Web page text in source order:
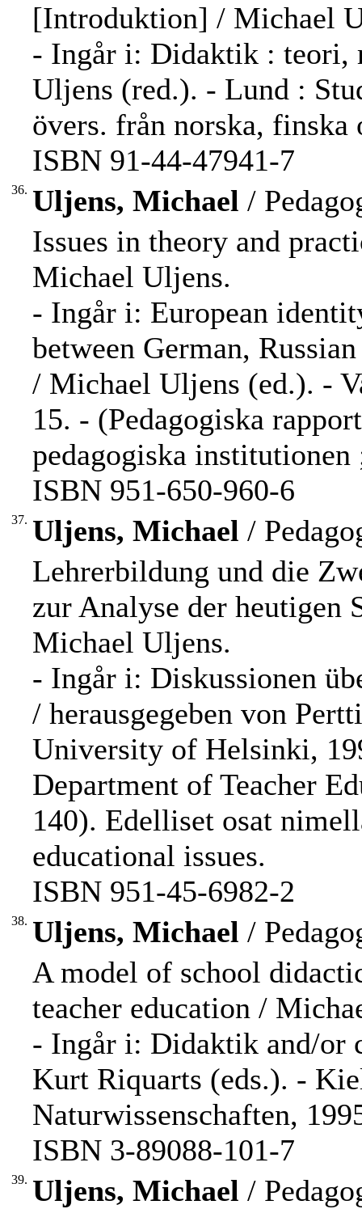
[Introduktion] / Michael
- Ingår i: Didaktik : teori,
Uljens (red.). - Lund :
övers. från norska, finska
ISBN 91-44-47941-7
36. Uljens, Michael /
Issues in theory and
Michael Uljens.
- Ingår i: European
between German,
/ Michael Uljens (ed.). -
15. - (Pedagogiska
pedagogiska institutionen
ISBN 951-650-960-6
37. Uljens, Michael /
Lehrerbildung und die
zur Analyse der heutigen
Michael Uljens.
- Ingår i: Diskussionen
/ herausgegeben von
University of Helsinki,
Department of Teacher
140). Edelliset osat
educational issues.
ISBN 951-45-6982-2
38. Uljens, Michael /
A model of school
teacher education /
- Ingår i: Didaktik and/or
Kurt Riquarts (eds.). -
Naturwissenschaften,
ISBN 3-89088-101-7
39. Uljens, Michael /